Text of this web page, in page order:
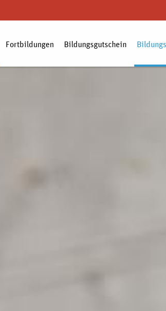
Fortbildungen Bildungsgutschein